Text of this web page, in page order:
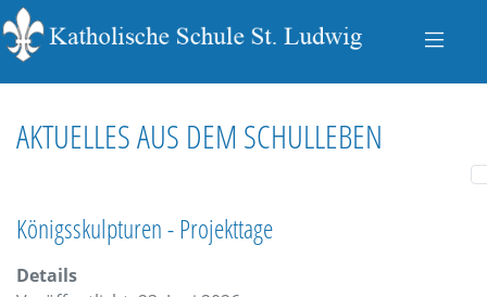
AKTUELLES AUS DEM SCHULLEBEN
Königsskulpturen - Projekttage
Details